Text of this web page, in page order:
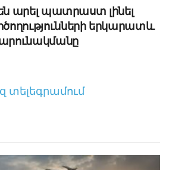
արել պատրաստ լինել
երկարատև
տելեգրամում